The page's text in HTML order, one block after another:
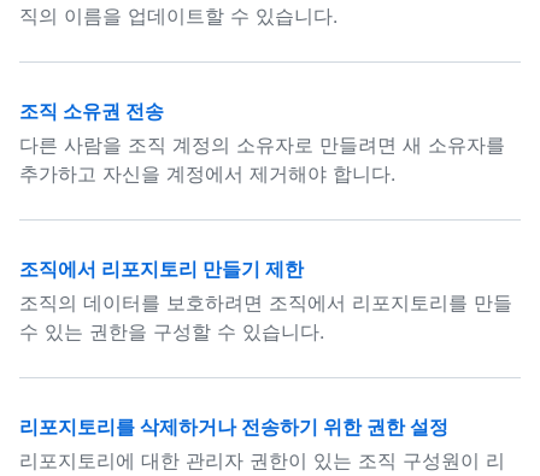
직의 이름을 업데이트할 수 있습니다.
조직 소유권 전송
다른 사람을 조직 계정의 소유자로 만들려면 새 소유자를
추가하고 자신을 계정에서 제거해야 합니다.
조직에서 리포지토리 만들기 제한
조직의 데이터를 보호하려면 조직에서 리포지토리를 만들
수 있는 권한을 구성할 수 있습니다.
리포지토리를 삭제하거나 전송하기 위한 권한 설정
리포지토리에 대한 관리자 권한이 있는 조직 구성원이 리